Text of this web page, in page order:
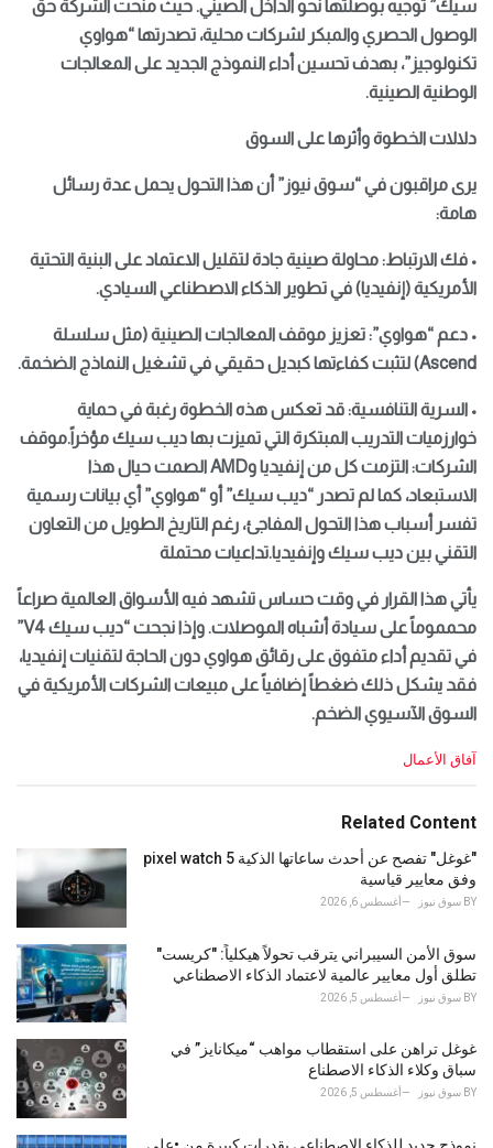
سيك” توجيه بوصلتها نحو الداخل الصيني. حيث منحت الشركة حق
الوصول الحصري والمبكر لشركات محلية، تصدرتها “هواوي
تكنولوجيز”، بهدف تحسين أداء النموذج الجديد على المعالجات
الوطنية الصينية.
دلالات الخطوة وأثرها على السوق
يرى مراقبون في “سوق نيوز” أن هذا التحول يحمل عدة رسائل
هامة:
• فك الارتباط: محاولة صينية جادة لتقليل الاعتماد على البنية التحتية
الأمريكية (إنفيديا) في تطوير الذكاء الاصطناعي السيادي.
• دعم “هواوي”: تعزيز موقف المعالجات الصينية (مثل سلسلة
Ascend) لتثبت كفاءتها كبديل حقيقي في تشغيل النماذج الضخمة.
• السرية التنافسية: قد تعكس هذه الخطوة رغبة في حماية
خوارزميات التدريب المبتكرة التي تميزت بها ديب سيك مؤخراً.موقف
الشركات: التزمت كل من إنفيديا وAMD الصمت حيال هذا
الاستبعاد، كما لم تصدر “ديب سيك” أو “هواوي” أي بيانات رسمية
تفسر أسباب هذا التحول المفاجئ، رغم التاريخ الطويل من التعاون
التقني بين ديب سيك وإنفيديا.تداعيات محتملة
يأتي هذا القرار في وقت حساس تشهد فيه الأسواق العالمية صراعاً
محمموماً على سيادة أشباه الموصلات. وإذا نجحت “ديب سيك V4”
في تقديم أداء متفوق على رقائق هواوي دون الحاجة لتقنيات إنفيديا،
فقد يشكل ذلك ضغطاً إضافياً على مبيعات الشركات الأمريكية في
السوق الآسيوي الضخم.
C
e
o
r
i
:
آفاق الأعمال
Related Content
"غوغل" تفصح عن أحدث ساعاتها الذكية pixel watch 5
وفق معايير قياسية
BY سوق نيوز أغسطس 6, 2026
سوق الأمن السيبراني يترقب تحولاً هيكلياً: "كريست"
تطلق أول معايير عالمية لاعتماد الذكاء الاصطناعي
BY سوق نيوز أغسطس 5, 2026
غوغل تراهن على استقطاب مواهب “ميكانايز” في
سباق وكلاء الذكاء الاصطناع
BY سوق نيوز أغسطس 5, 2026